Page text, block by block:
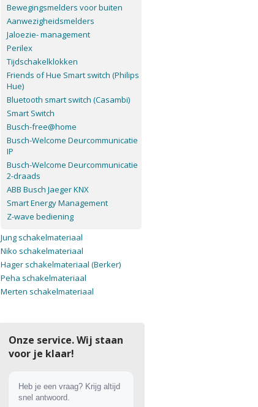
Bewegingsmelders voor buiten
Aanwezigheidsmelders
Jaloezie- management
Perilex
Tijdschakelklokken
Friends of Hue Smart switch (Philips
Hue)
Bluetooth smart switch (Casambi)
Smart Switch
Busch-free@home
Busch-Welcome Deurcommunicatie
IP
Busch-Welcome Deurcommunicatie
2-draads
ABB Busch Jaeger KNX
Smart Energy Management
Z-wave bediening
Jung schakelmateriaal
Niko schakelmateriaal
Hager schakelmateriaal (Berker)
Peha schakelmateriaal
Merten schakelmateriaal
Onze service. Wij staan
voor je klaar!
Heb je een vraag? Krijg altijd
snel antwoord.